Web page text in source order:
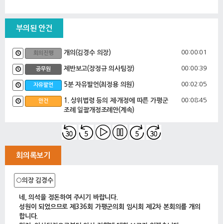
부의된 안건
회의진행 개의(김경수 의장) 00:00:01
공무원 제반보고(장정규 의사팀장) 00:00:39
자유발언 5분 자유발언(최정용 의원) 00:02:05
안건
1. 상위법령 등의 제·개정에 따른 가평군
조례 일괄개정조례안(계속)
정조례안(계속)
3. 가평군 군세 감면 조례 일부개정조례
6. 가평군 소하천점용료 등 부과·징수 조
례 일부개정조례안(계속)
00:08:45
회의록보기
○의장 김경수
네, 의석을 정돈하여 주시기 바랍니다.
성원이 되었으므로 제336회 가평군의회 임시회 제2차 본회의를 개의
합니다.